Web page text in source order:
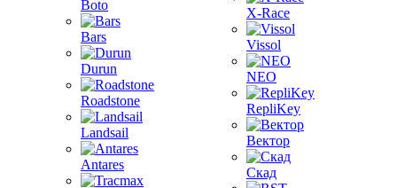
Boto
Bars
Durun
Roadstone
Landsail
Antares
X-Race
Vissol
NEO
RepliKey
Вектор
Скад